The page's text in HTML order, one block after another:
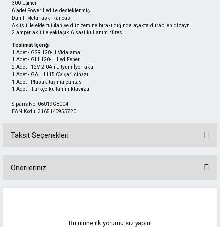
300 Lümen
6 adet Power Led ile desteklenmiş
Dahili Metal askı kancası
Aküsü ile elde tutulan ve düz zemine bırakıldığında ayakta durabilen dizayn
2 amper akü ile yaklaşık 6 saat kullanım süresi
Teslimat İçeriği
1 Adet - GSR 120-LI Vidalama
1 Adet - GLI 120-LI Led Fener
2 Adet - 12V 2.0Ah Lityum İyon akü
1 Adet - GAL 1115 CV şarj cihazı
1 Adet - Plastik taşıma çantası
1 Adet - Türkçe kullanım klavuzu
Sipariş No: 06019G8004
EAN Kodu: 3165140955720
Taksit Seçenekleri
Önerileriniz
Görüş ve önerileriniz için teşekkür ederiz.
Bu ürüne ilk yorumu siz yapın!